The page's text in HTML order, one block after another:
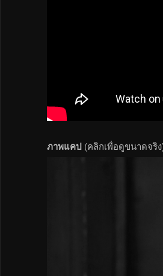
ภาพแคป (คลิกเพื่อดูขนาดจริ